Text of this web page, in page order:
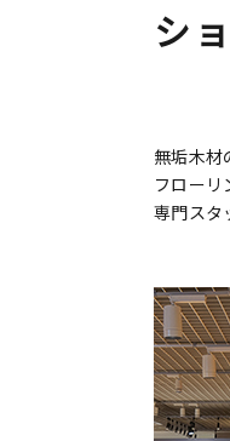
シ
無垢木材
フローリ
専門スタ